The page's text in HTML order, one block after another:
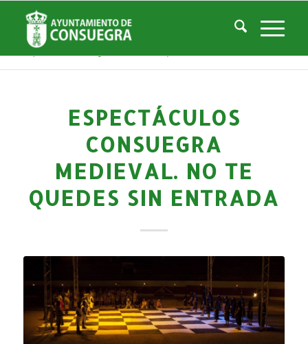
Noticias
Usted está aquí: Inicio / Noticias Cultura /
Actividades culturales y educativas
ESPECTÁCULOS
CONSUEGRA
MEDIEVAL. NO TE
QUEDES SIN ENTRADA